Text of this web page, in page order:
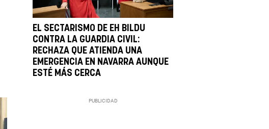
EL SECTARISMO DE EH BILDU
CONTRA LA GUARDIA CIVIL:
RECHAZA QUE ATIENDA UNA
EMERGENCIA EN NAVARRA AUNQUE
ESTÉ MÁS CERCA